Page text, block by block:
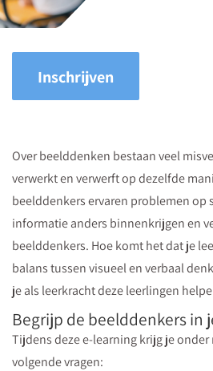
Inschrijven
Over beelddenken bestaan veel
verwerkt en verwerft op dezelfde
beelddenkers ervaren problemen op
informatie anders binnenkrijgen en
beelddenkers. Hoe komt het dat je
balans tussen visueel en verbaal
je als leerkracht deze leerlingen
Begrijp de beelddenkers in
Tijdens deze e-learning krijg je
volgende vragen: